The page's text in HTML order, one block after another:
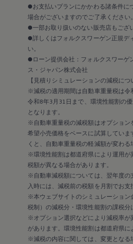
2016
2015
リコール関連情報
セーフティ マイスター
●お支払いプランにかかわる諸条件に
場合がございますのでご了承ください。
●一部お取り扱いのない販売店もござ
●詳しくはフォルクスワーゲン正規デ
い。
●ローン提供会社：フォルクスワーゲ
ス・ジャパン株式会社
【見積りシミュレーションの減税につ
※減税の適用期間は自動車重量税は
令和8年3月31日まで、環境性能割の
となります。
※自動車重量税の減税額はオプション
希望小売価格をベースに試算してい
くと、自動車重量税の軽減額が変わる
※環境性能割は都道府県により運用が
税額が異なる場合があります。
※自動車減税額については、翌年度の
入時には、減税前の税額を月割でお支
※本ウェブサイトのシミュレーション
税制）の減税分・環境性能割の課税分
※オプション選択などにより減税率が
があります。環境性能割は都道府県に
※減税の内容に関しては、変更となる